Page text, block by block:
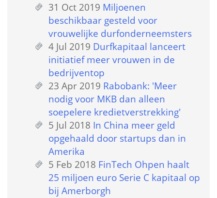
31 Oct 2019 Miljoenen
beschikbaar gesteld voor
vrouwelijke durfonderneemsters
4 Jul 2019 Durfkapitaal lanceert
initiatief meer vrouwen in de
bedrijventop
23 Apr 2019 Rabobank: 'Meer
nodig voor MKB dan alleen
soepelere kredietverstrekking'
5 Jul 2018 In China meer geld
opgehaald door startups dan in
Amerika
5 Feb 2018 FinTech Ohpen haalt
25 miljoen euro Serie C kapitaal op
bij Amerborgh